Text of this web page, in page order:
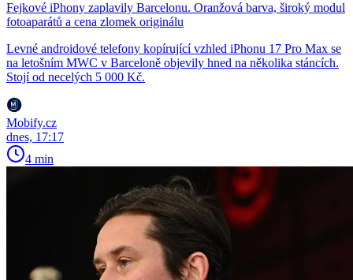
Fejkové iPhony zaplavily Barcelonu. Oranžová barva, široký modul
fotoaparátů a cena zlomek originálu
Levné androidové telefony kopírující vzhled iPhonu 17 Pro Max se
na letošním MWC v Barceloně objevily hned na několika stáncích.
Stojí od necelých 5 000 Kč.
Mobify.cz
dnes, 17:17
4 min